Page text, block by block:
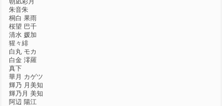
朱音朱
桐白 果雨
桜望 巴千
清水 媛加
猩々緋
白丸 モカ
白金 澪羅
真下
華月 カゲツ
輝乃 月美知
輝乃月 美知
阿辺 陽江